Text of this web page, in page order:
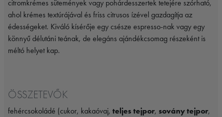
citromkrémes sütemények vagy pohárdesszertek tetejére szórható,
ahol krémes textúrájával és friss citrusos ízével gazdagítja az
édességeket. Kiváló kísérője egy csésze espresso-nak vagy egy
könnyű délutáni teának, de elegáns ajándékcsomag részeként is
méltó helyet kap.
ÖSSZETEVŐK
fehércsokoládé (cukor, kakaóvaj, teljes tejpor, sovány tejpor,